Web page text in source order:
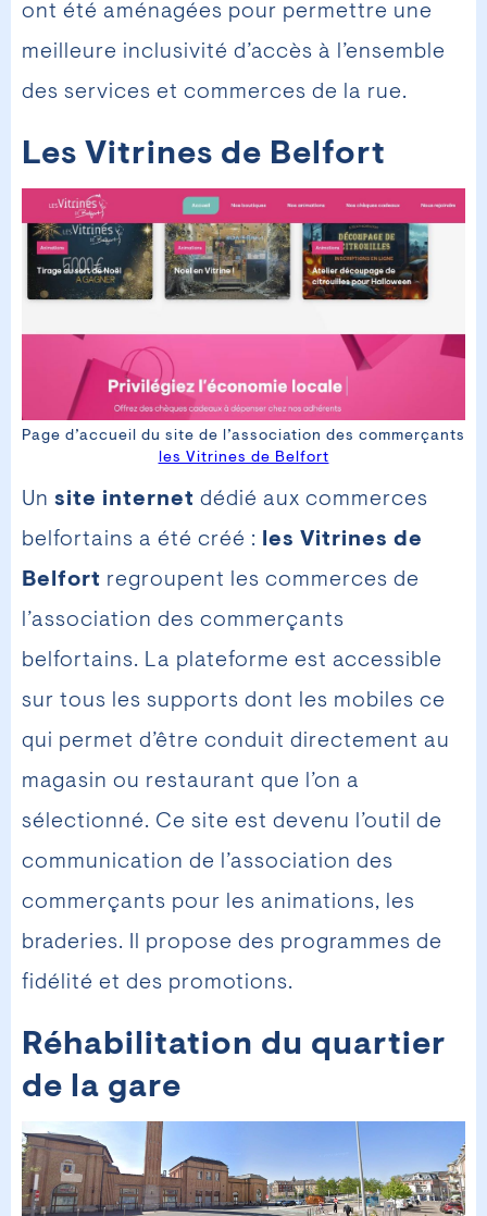
ont été aménagées pour permettre une
meilleure inclusivité d’accès à l’ensemble
des services et commerces de la rue.
Les Vitrines de Belfort
Page d’accueil du site de l’association des commerçants
les Vitrines de Belfort
Un site internet dédié aux commerces
belfortains a été créé : les Vitrines de
Belfort regroupent les commerces de
l’association des commerçants
belfortains. La plateforme est accessible
sur tous les supports dont les mobiles ce
qui permet d’être conduit directement au
magasin ou restaurant que l’on a
sélectionné. Ce site est devenu l’outil de
communication de l’association des
commerçants pour les animations, les
braderies. Il propose des programmes de
fidélité et des promotions.
Réhabilitation du quartier
de la gare